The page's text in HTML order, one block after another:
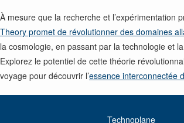
À mesure que la recherche et l’expérimentation
Theory promet de révolutionner des domaines
la cosmologie, en passant par la technologie et
Explorez le potentiel de cette théorie
voyage pour découvrir l’essence interconnectée
Technoplane